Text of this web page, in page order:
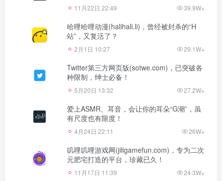
11月22日 22:49 39.9W+
哈哩哈哩动漫(halihali.li)，曾经被封杀的“H
站”，又复活了？
2月1日 10:27 29.1W+
Twitter第三方网页版(sotwe.com)，已突破各
种限制，绅士必备！
5月20日 13:32 27.2W+
爱上ASMR、耳音，会让你的耳朵“G潮”，虽
有尺度也有限度！
4月24日 22:11 26W+
叽哩叽哩游戏网(jiligamefun.com)，专为二次
元肥宅打造的平台，珍藏已久！
11月17日 11:39 24.3W+